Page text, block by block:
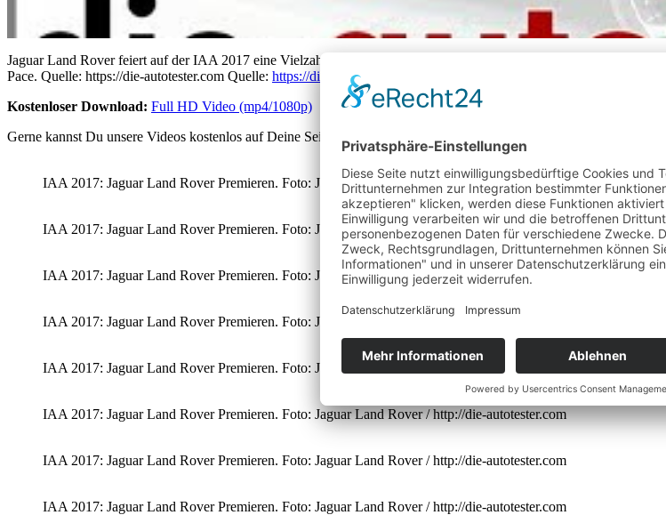
Jaguar Land Rover feiert auf der IAA 2017 eine Vielzahl von Premieren. Die Neuheiten reichen vom elektrischen I-
Pace. Quelle: https://die-autotester.com Quelle: https://die-autotester.com
Kostenloser Download: Full HD Video (mp4/1080p)
Gerne kannst Du unsere Videos kostenlos auf Deine Seite/Channel hochladen oder einbinden. Wir möchten Dich
IAA 2017: Jaguar Land Rover Premieren. Foto: Jaguar Land Rover / http://die-autotester.com
IAA 2017: Jaguar Land Rover Premieren. Foto: Jaguar Land Rover / http://die-autotester.com
IAA 2017: Jaguar Land Rover Premieren. Foto: Jaguar Land Rover / http://die-autotester.com
IAA 2017: Jaguar Land Rover Premieren. Foto: Jaguar Land Rover / http://die-autotester.com
IAA 2017: Jaguar Land Rover Premieren. Foto: Jaguar Land Rover / http://die-autotester.com
IAA 2017: Jaguar Land Rover Premieren. Foto: Jaguar Land Rover / http://die-autotester.com
IAA 2017: Jaguar Land Rover Premieren. Foto: Jaguar Land Rover / http://die-autotester.com
IAA 2017: Jaguar Land Rover Premieren. Foto: Jaguar Land Rover / http://die-autotester.com